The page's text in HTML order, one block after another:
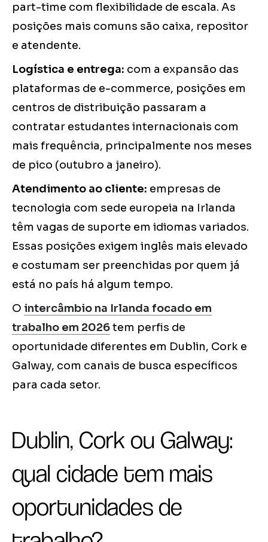
part-time com flexibilidade de escala. As
posições mais comuns são caixa, repositor
e atendente.
Logística e entrega: com a expansão das
plataformas de e-commerce, posições em
centros de distribuição passaram a
contratar estudantes internacionais com
mais frequência, principalmente nos meses
de pico (outubro a janeiro).
Atendimento ao cliente: empresas de
tecnologia com sede europeia na Irlanda
têm vagas de suporte em idiomas variados.
Essas posições exigem inglês mais elevado
e costumam ser preenchidas por quem já
está no país há algum tempo.
O intercâmbio na Irlanda focado em
trabalho em 2026tem perfis de
oportunidade diferentes em Dublin, Cork e
Galway, com canais de busca específicos
para cada setor.
Dublin, Cork ou Galway:
qual cidade tem mais
oportunidades de